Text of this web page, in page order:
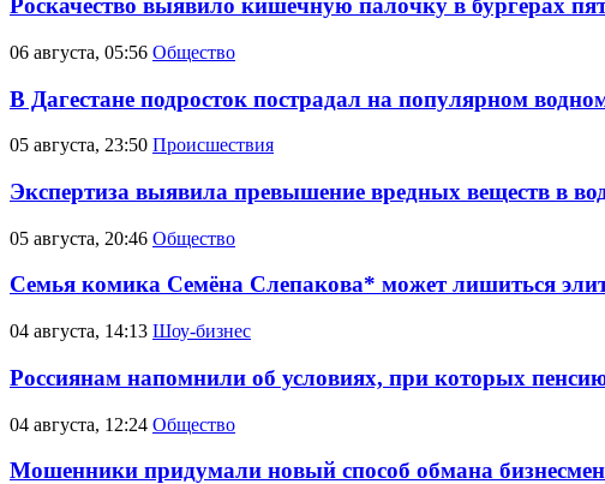
Роскачество выявило кишечную палочку в бургерах
06 августа, 05:56 Общество
В Дагестане подросток пострадал на популярном
05 августа, 23:50 Происшествия
Экспертиза выявила превышение вредных веществ в
05 августа, 20:46 Общество
Семья комика Семёна Слепакова* может лишиться
04 августа, 14:13 Шоу-бизнес
Россиянам напомнили об условиях, при которых
04 августа, 12:24 Общество
Мошенники придумали новый способ обмана